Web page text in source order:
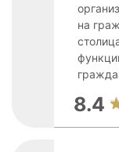
на
8.4